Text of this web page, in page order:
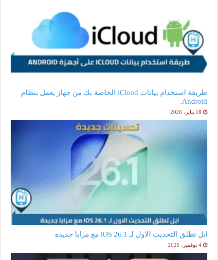
طريقة استخدام بيانات iCloud الخاصة بك من جهاز يعمل بنظام
Android.
18 يناير، 2026
ابل تطلق التحديث الاول لـ iOS 26.1 مع مزايا جديدة
4 نوفمبر، 2025